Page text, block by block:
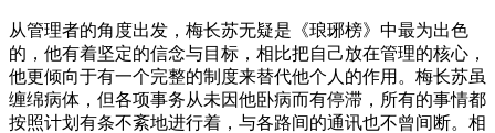
从管理者的角度出发，梅长苏无疑是《琅琊榜》中最为出色
的，他有着坚定的信念与目标，相比把自己放在管理的核心，
他更倾向于有一个完整的制度来替代他个人的作用。梅长苏虽
缠绵病体，但各项事务从未因他卧病而有停滞，所有的事情都
按照计划有条不紊地进行着，与各路间的通讯也不曾间断。相